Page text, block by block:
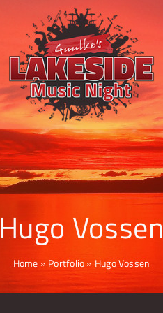
Hugo Vossen
Home » Portfolio» Hugo Vossen